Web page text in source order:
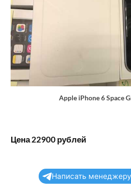
Apple iPhone 6 Space
Цена 22900 рублей
Написать